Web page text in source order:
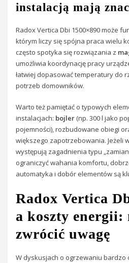
instalacją mają
Radox Vertica Dbi 1500×890 może
którym liczy się spójna praca wielu
często spotyka się rozwiązania z
umożliwia koordynację pracy
łatwiej dopasować temperatury do
potrzeb domowników.
Warto też pamiętać o typowych
instalacjach: bojler (np. 300 l jako
pojemności), rozbudowane obiegi
większego zapotrzebowania. Jeżeli
występują zagadnienia typu
ograniczyć wahania komfortu,
automatyka i dobór elementów są
Radox Vertica
a koszty energii:
zwrócić uwagę
W dyskusjach o ogrzewaniu bardzo